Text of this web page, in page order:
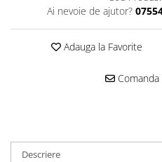
Ai nevoie de ajutor?
Adauga la Favorite
Comanda
Descriere